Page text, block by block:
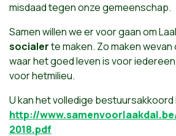
misdaad tegen onze gemeenschap.
Samen willen we er voor gaan om
socialerte maken. Zo maken
waar het goed leven is voor
voor hetmilieu.
U kan het volledige bestuursakkoord
http://
2018.pdf